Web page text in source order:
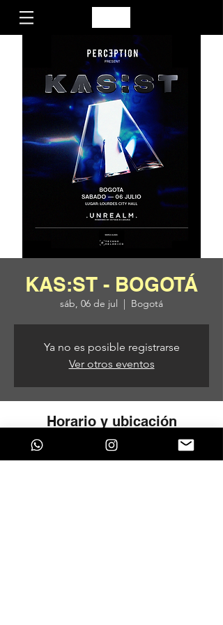
KAS:ST - BOGOTÁ
sáb, 06 de jul
  |
Bogotá
Ya no es posible registrarse
Ver otros eventos
Horario y ubicación
06 de jul de 2024, 9:00 p. m. – 07 de jul de
2024, 5:00 a. m.